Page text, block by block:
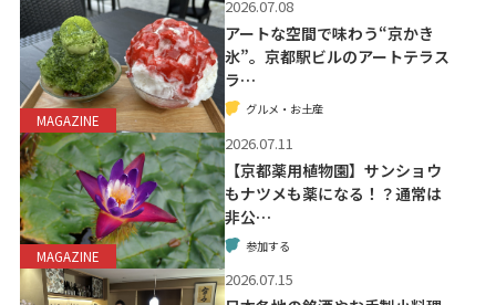
MAGAZINE
2026.07.08
アートな空間で味わう“京かき
氷”。京都駅ビルのアートテラス
ラ…
グルメ・お土産
MAGAZINE
2026.07.11
【京都薬用植物園】サンショウ
もナツメも薬になる！？通常は
非公…
参加する
2026.07.15